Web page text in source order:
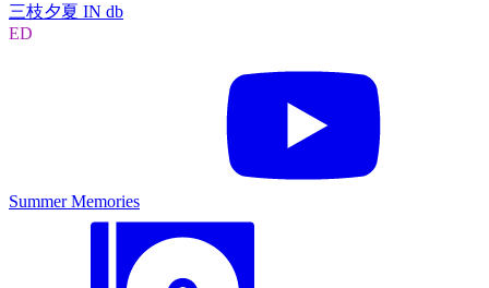
三枝夕夏 IN db
ED
Summer Memories